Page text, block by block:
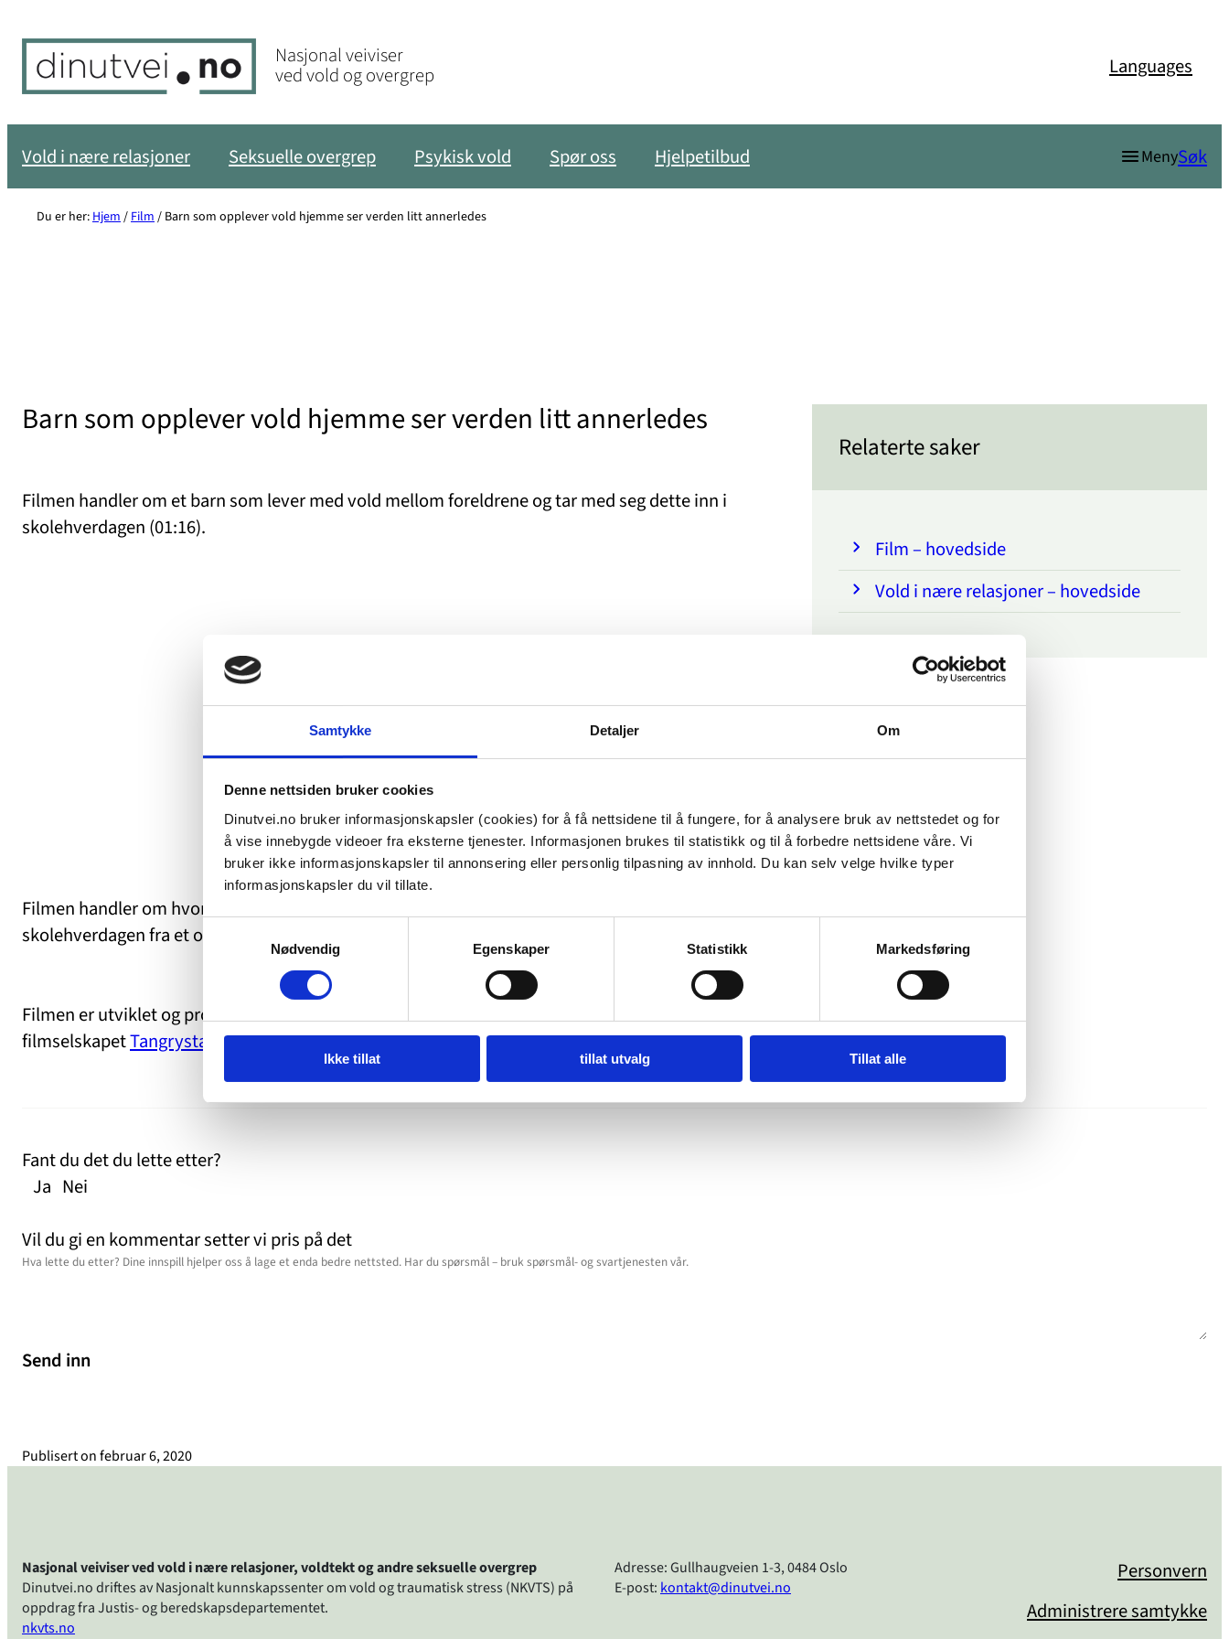
Samtykke Detaljer Om
Denne nettsiden bruker cookies
Dinutvei.no bruker informasjonskapsler (cookies) for å få nettsidene til å fungere, for å analysere bruk av nettstedet og for
å vise innebygde videoer fra eksterne tjenester. Informasjonen brukes til statistikk og til å forbedre nettsidene våre. Vi
bruker ikke informasjonskapsler til annonsering eller personlig tilpasning av innhold. Du kan selv velge hvilke typer
informasjonskapsler du vil tillate.
Nødvendig
Egenskaper Statistikk Markedsføring
Ikke tillat tillat utvalg Tillat alle
innhold
Nasjonal veiviser
ved vold og overgrep Languages
Vold i nære relasjoner Seksuelle overgrep Psykisk vold Spør oss Hjelpetilbud MenySøk
Du er her:Hjem/Film/ Barn som opplever vold hjemme ser verden litt annerledes
Barn som opplever vold hjemme ser verden litt annerledes
Filmen handler om et barn som lever med vold mellom foreldrene og tar med seg dette inn i
skolehverdagen (01:16).
Filmen handler om hvordan et barn som opplever vold hjemme fortolker en hendelse i
skolehverdagen fra et overraskende perspektiv.
Filmen er utviklet og produsert av kommunikasjonshusetDinamoi samarbeid med
filmselskapetTangrystan på oppdrag fra dinutvei.no.
Relaterte saker
Film – hovedside
Vold i nære relasjoner – hovedside
Fant du det du lette etter?
Ja Nei
Vil du gi en kommentar setter vi pris på det
Send inn
Publisert onfebruar 6, 2020
Nasjonal veiviser ved vold i nære relasjoner, voldtekt og andre seksuelle overgrep
Dinutvei.no driftes av Nasjonalt kunnskapssenter om vold og traumatisk stress (NKVTS) på
oppdrag fra Justis- og beredskapsdepartementet.
nkvts.no
Adresse: Gullhaugveien 1-3, 0484 Oslo
E-post: kontakt@dinutvei.no
Personvern
Administrere samtykke